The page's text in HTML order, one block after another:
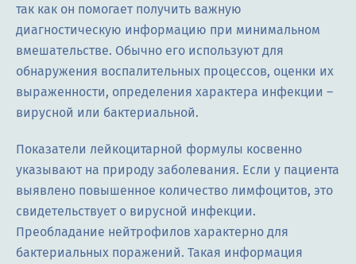
так как он помогает получить важную
диагностическую информацию при минимальном
вмешательстве. Обычно его используют для
обнаружения воспалительных процессов, оценки их
выраженности, определения характера инфекции –
вирусной или бактериальной.
Показатели лейкоцитарной формулы косвенно
указывают на природу заболевания. Если у пациента
выявлено повышенное количество лимфоцитов, это
свидетельствует о вирусной инфекции.
Преобладание нейтрофилов характерно для
бактериальных поражений. Такая информация